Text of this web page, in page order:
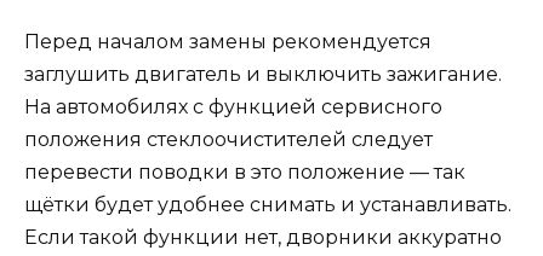
Перед началом замены рекомендуется
заглушить двигатель и выключить зажигание.
На автомобилях с функцией сервисного
положения стеклоочистителей следует
перевести поводки в это положение — так
щётки будет удобнее снимать и устанавливать.
Если такой функции нет, дворники аккуратно